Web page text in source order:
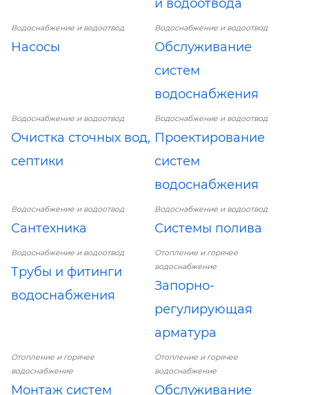
и водоотвода
Водоснабжение и водоотвод
Насосы
Водоснабжение и водоотвод
Обслуживание
систем
водоснабжения
Водоснабжение и водоотвод
Очистка сточных вод,
септики
Водоснабжение и водоотвод
Проектирование
систем
водоснабжения
Водоснабжение и водоотвод
Сантехника
Водоснабжение и водоотвод
Системы полива
Водоснабжение и водоотвод
Трубы и фитинги
водоснабжения
Отопление и горячее
водоснабжение
Запорно-
регулирующая
арматура
Отопление и горячее
водоснабжение
Монтаж систем
Отопление и горячее
водоснабжение
Обслуживание